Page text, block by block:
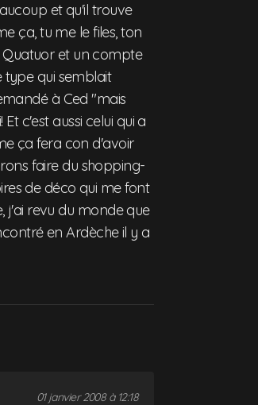
et qu'il trouve
ça, tu me le files, ton
et un compte
type qui semblait
à Ced "mais
Et c'est aussi celui qui a
ça fera con d'avoir
faire du shopping-
de déco qui me font
j'ai revu du monde que
en Ardèche il y a
01 janvier 2008 à 12:18